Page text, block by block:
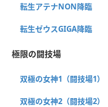
転生アテナNON降臨
転生ゼウスGIGA降臨
極限の闘技場
双極の女神1（闘技場1）
双極の女神2（闘技場2）